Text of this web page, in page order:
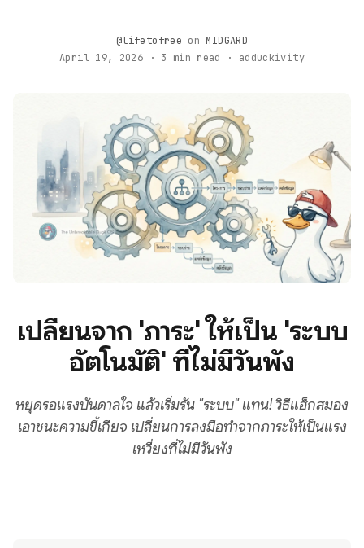
@lifetofree on MIDGARD
April 19, 2026 · 3 min read · adduckivity
เปลี่ยนจาก 'ภาระ' ให้เป็น 'ระบบ
อัตโนมัติ' ที่ไม่มีวันพัง
หยุดรอแรงบันดาลใจ แล้วเริ่มรัน "ระบบ" แทน! วิธีแฮ็กสมอง
เอาชนะความขี้เกียจ เปลี่ยนการลงมือทำจากภาระให้เป็นแรง
เหวี่ยงที่ไม่มีวันพัง